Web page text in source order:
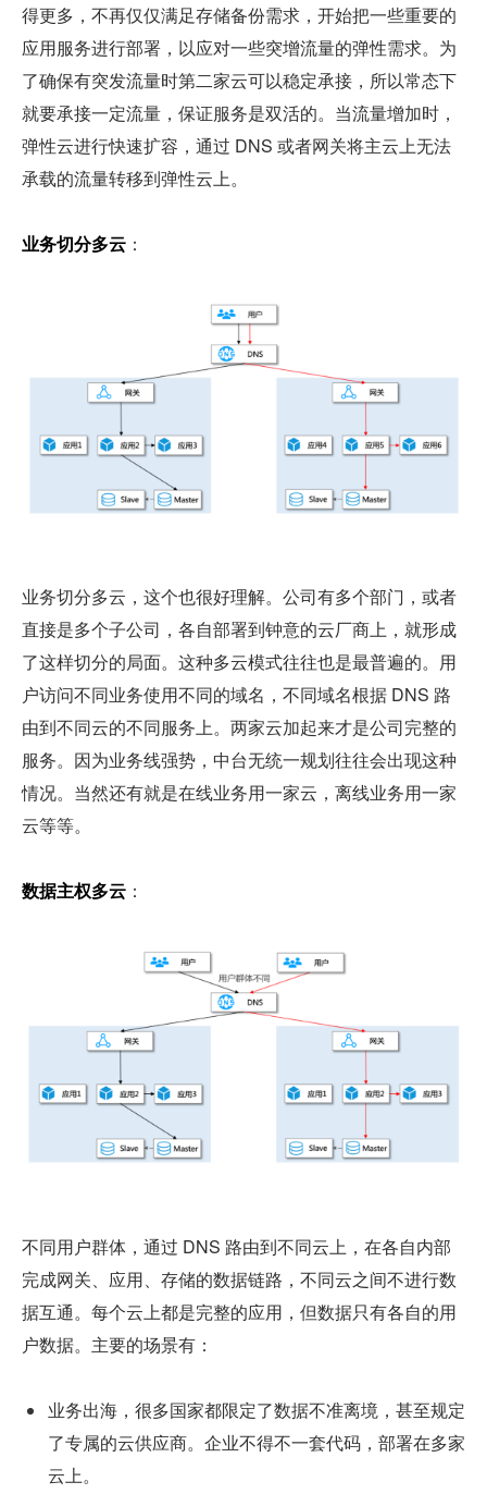
得更多，不再仅仅满足存储备份需求，开始把一些重要的
应用服务进行部署，以应对一些突增流量的弹性需求。为
了确保有突发流量时第二家云可以稳定承接，所以常态下
就要承接一定流量，保证服务是双活的。当流量增加时，
弹性云进行快速扩容，通过 DNS 或者网关将主云上无法
承载的流量转移到弹性云上。
业务切分多云 ：
业务切分多云，这个也很好理解。公司有多个部门，或者
直接是多个子公司，各自部署到钟意的云厂商上，就形成
了这样切分的局面。这种多云模式往往也是最普遍的。用
户访问不同业务使用不同的域名，不同域名根据 DNS 路
由到不同云的不同服务上。两家云加起来才是公司完整的
服务。因为业务线强势，中台无统一规划往往会出现这种
情况。当然还有就是在线业务用一家云，离线业务用一家
云等等。
数据主权多云 ：
不同用户群体，通过 DNS 路由到不同云上，在各自内部
完成网关、应用、存储的数据链路，不同云之间不进行数
据互通。每个云上都是完整的应用，但数据只有各自的用
户数据。主要的场景有：
业务出海，很多国家都限定了数据不准离境，甚至规定
了专属的云供应商。企业不得不一套代码，部署在多家
云上。